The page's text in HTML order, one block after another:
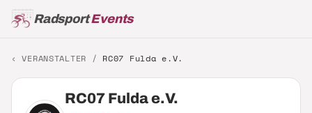
RadsportEvents
‹ VERANSTALTER / RC07 Fulda e.V.
RC07 Fulda e.V.